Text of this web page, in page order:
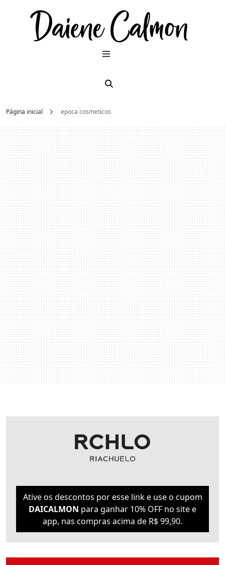
Página inicial epoca cosmeticos
Ative os descontos por esse link e use o cupom
DAICALMON para ganhar 10% OFF no site e
app, nas compras acima de R$ 99,90.